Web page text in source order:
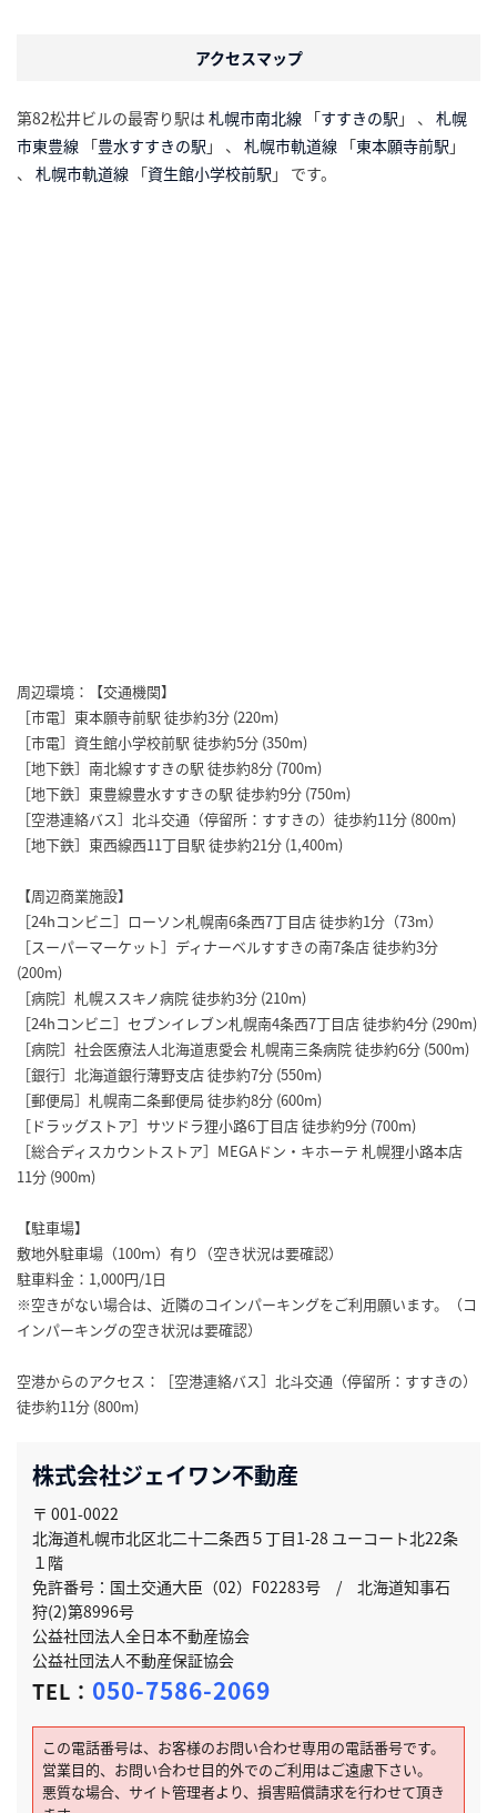
アクセスマップ
第82松井ビルの最寄り駅は 札幌市南北線 「すすきの駅 」 、 札幌
市東豊線 「豊水すすきの駅 」 、 札幌市軌道線 「東本願寺前駅 」
、 札幌市軌道線 「資生館小学校前駅 」 です。
周辺環境：【交通機関】
［市電］東本願寺前駅 徒歩約3分 (220m)
［市電］資生館小学校前駅 徒歩約5分 (350m)
［地下鉄］南北線すすきの駅 徒歩約8分 (700m)
［地下鉄］東豊線豊水すすきの駅 徒歩約9分 (750m)
［空港連絡バス］北斗交通（停留所：すすきの）徒歩約11分 (800m)
［地下鉄］東西線西11丁目駅 徒歩約21分 (1,400m)
【周辺商業施設】
［24hコンビニ］ローソン札幌南6条西7丁目店 徒歩約1分（73m）
［スーパーマーケット］ディナーベルすすきの南7条店 徒歩約3分
(200m)
［病院］札幌ススキノ病院 徒歩約3分 (210m)
［24hコンビニ］セブンイレブン札幌南4条西7丁目店 徒歩約4分 (290m)
［病院］社会医療法人北海道恵愛会 札幌南三条病院 徒歩約6分 (500m)
［銀行］北海道銀行薄野支店 徒歩約7分 (550m)
［郵便局］札幌南二条郵便局 徒歩約8分 (600m)
［ドラッグストア］サツドラ狸小路6丁目店 徒歩約9分 (700m)
［総合ディスカウントストア］MEGAドン・キホーテ 札幌狸小路本店
11分 (900m)
【駐車場】
敷地外駐車場（100ｍ）有り（空き状況は要確認）
駐車料金：1,000円/1日
※空きがない場合は、近隣のコインパーキングをご利用願います。（コ
インパーキングの空き状況は要確認）
空港からのアクセス：［空港連絡バス］北斗交通（停留所：すすきの）
徒歩約11分 (800m)
株式会社ジェイワン不動産
〒 001-0022
北海道札幌市北区北二十二条西５丁目1-28 ユーコート北22条
１階
免許番号：国土交通大臣（02）F02283号 / 北海道知事石
狩(2)第8996号
公益社団法人全日本不動産協会
公益社団法人不動産保証協会
TEL： 050-7586-2069
この電話番号は、お客様のお問い合わせ専用の電話番号です。
営業目的、お問い合わせ目的外でのご利用はご遠慮下さい。
悪質な場合、サイト管理者より、損害賠償請求を行わせて頂き